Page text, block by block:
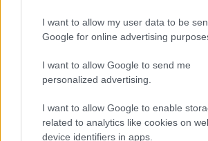
I want to allow my user data to be
Google for online advertising
I want to allow Google to send me
personalized advertising.
I want to allow Google to enable
related to analytics like cookies on
device identifiers in apps.
απώλεια βάρους με μία ένεση
εβδομάδα